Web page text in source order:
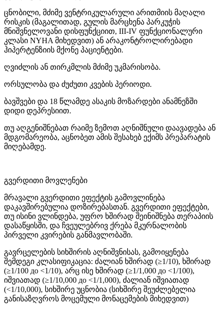
ცნობილი, მძიმე ვენტრიკულარული არითმიის მაღალი
რისკის (მაგალითად, გულის მარცხენა პარკუჭის
მნიშვნელოვანი დისფუნქციით, III-IV ფუნქციონალური
კლასი NYHA მიხედვით) ან არაკონტროლირებადი
ჰიპერტენზიის მქონე პაციენტები.
ღვიძლის ან თირკმლის მძიმე უკმარისობა.
ორსულობა და ძუძუთი კვების პერიოდი.
ბავშვები და 18 წლამდე ასაკის მოზარდები ანამნეზში
დიდი დეპრესიით.
თუ აღგენიშნებათ რაიმე ზემოთ აღნიშნული დაავადება ან
მდგომარეობა, აცნობეთ ამის შესახებ ექიმს პრეპარატის
მიღებამდე.
გვერდითი მოვლენები
მრავალი გვერდითი ეფექტის გამოვლინება
დაკავშირებულია დოზირებასთან. გვერდითი ეფექტები,
თუ ისინი ვლინდება, უფრო ხშირად შეინიშნება თერაპიის
დასაწყისში, და ჩვეულებრივ ქრება მკურნალობის
პირველი კვირების განმავლობაში.
გავრცელების სიხშირის აღნიშვნისას, გამოიყენება
შემდეგი კლასიფიკაცია: ძალიან ხშირად (≥1/10), ხშირად
(≥1/100 до <1/10), არც ისე ხშირად (≥1/1,000 до <1/100),
იშვიათად (≥1/10,000 до <1/1,000), ძალიან იშვიათად
(<1/10,000), სიხშირე უცნობია (სიხშირე შეუძლებელია
განისაზღვროს მოცემული მონაცემების მიხედვით)